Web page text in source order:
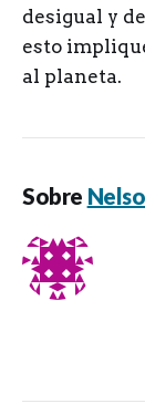
desigual y
esto
al planeta.
Sobre